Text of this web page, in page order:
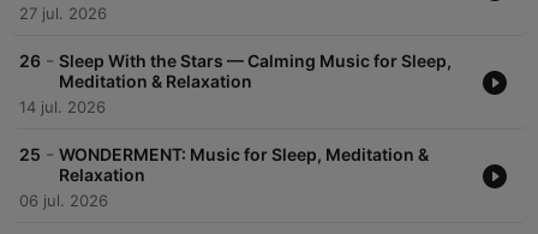
27 jul. 2026
26 - Sleep With the Stars — Calming Music for Sleep,
Meditation & Relaxation
14 jul. 2026
25 - WONDERMENT: Music for Sleep, Meditation &
Relaxation
06 jul. 2026